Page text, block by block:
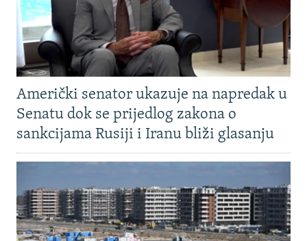
Američki senator ukazuje na napredak u
Senatu dok se prijedlog zakona o
sankcijama Rusiji i Iranu bliži glasanju